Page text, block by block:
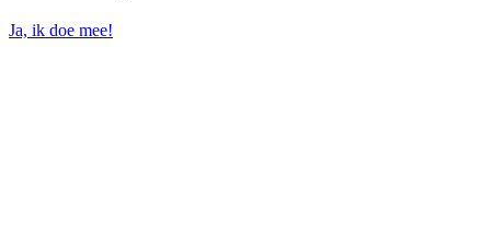
Ja, ik doe mee!